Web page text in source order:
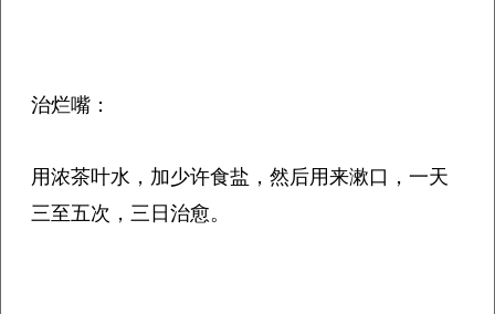
治烂嘴：
用浓茶叶水，加少许食盐，然后用来漱口，一天
三至五次，三日治愈。